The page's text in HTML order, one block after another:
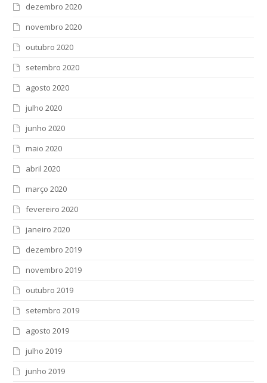
dezembro 2020
novembro 2020
outubro 2020
setembro 2020
agosto 2020
julho 2020
junho 2020
maio 2020
abril 2020
março 2020
fevereiro 2020
janeiro 2020
dezembro 2019
novembro 2019
outubro 2019
setembro 2019
agosto 2019
julho 2019
junho 2019